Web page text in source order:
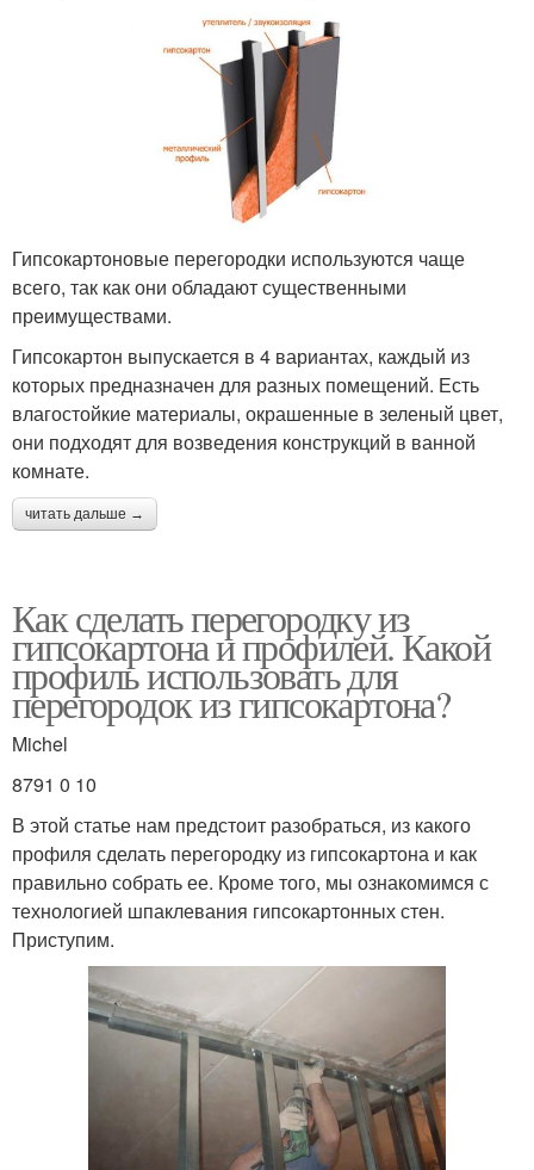
Гипсокартоновые перегородки используются чаще
всего, так как они обладают существенными
преимуществами.
Гипсокартон выпускается в 4 вариантах, каждый из
которых предназначен для разных помещений. Есть
влагостойкие материалы, окрашенные в зеленый цвет,
они подходят для возведения конструкций в ванной
комнате.
читать дальше →
Как сделать перегородку из
гипсокартона и профилей. Какой
профиль использовать для
перегородок из гипсокартона?
Michel
8791 0 10
В этой статье нам предстоит разобраться, из какого
профиля сделать перегородку из гипсокартона и как
правильно собрать ее. Кроме того, мы ознакомимся с
технологией шпаклевания гипсокартонных стен.
Приступим.